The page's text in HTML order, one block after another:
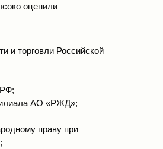
оценили
и торговли Российской
АО «РЖД»;
праву при